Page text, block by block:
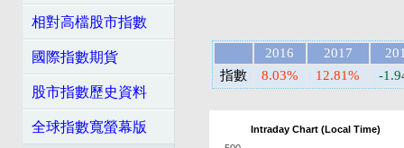
相對高檔股市指數
國際指數期貨
股市指數歷史資料
全球指數寬螢幕版
2016 2017
指數
8.03% 12.81% -
Intraday Chart (Local Time)